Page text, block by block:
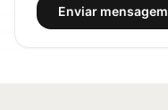
Enviar mensagem